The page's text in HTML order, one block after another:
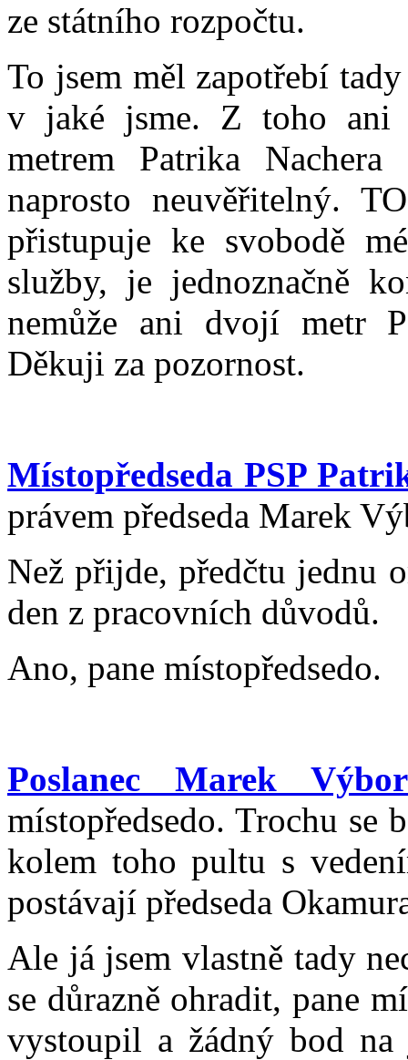
ze státního rozpočtu.
To jsem měl zapotřebí
v jaké jsme. Z toho ani
metrem Patrika
naprosto neuvěřitelný.
přistupuje ke svobodě
služby, je jednoznačně
nemůže ani dvojí metr
Děkuji za pozornost.
Místopředseda PSP
právem předseda Marek
Než přijde, předčtu jednu
den z pracovních důvodů.
Ano, pane místopředsedo.
Poslanec Marek
místopředsedo. Trochu se
kolem toho pultu s
postávají předseda
Ale já jsem vlastně tady
se důrazně ohradit, pane
vystoupil a žádný bod na